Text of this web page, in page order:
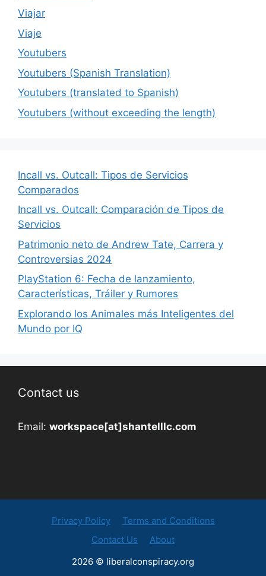
Viajar
Viaje
Youtubers
Youtubers (Spanish Translation)
Youtubers (translated to Spanish)
Youtubers (without exceeding the length)
Incall vs. Outcall: Tipos de Servicios
Comparados
Incall vs. Outcall: Comparación de Tipos de
Servicios
Patrimonio neto de Andrew Tate, Carrera y
Controversias 2024
PlayStation 6: Fecha de lanzamiento,
Características, Tráiler y Rumores
Explorando los Animales más Inteligentes del
Mundo por IQ
Contact us
Email: workspace[at]shantelllc.com
Privacy Policy
Terms and Conditions
Contact Us
About
2026 © liberalconspiracy.org